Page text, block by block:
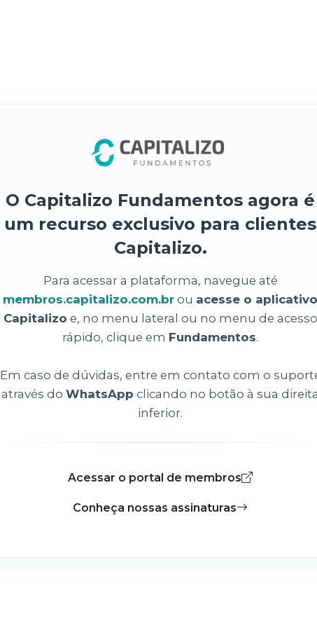
O Capitalizo Fundamentos agora é
um recurso exclusivo para clientes
Capitalizo.
Para acessar a plataforma, navegue até
membros.capitalizo.com.br ou acesse o aplicativo
Capitalizo e, no menu lateral ou no menu de acesso
rápido, clique em Fundamentos.
Em caso de dúvidas, entre em contato com o
através do WhatsApp clicando no botão à sua
inferior.
Acessar o portal de membros
Conheça nossas assinaturas